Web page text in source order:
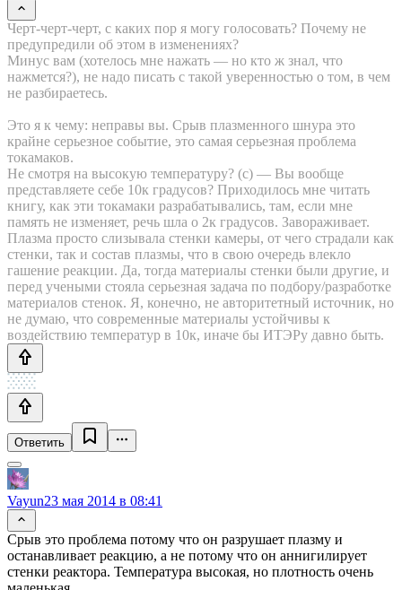
Черт-черт-черт, с каких пор я могу голосовать? Почему не
предупредили об этом в изменениях?
Минус вам (хотелось мне нажать — но кто ж знал, что
нажмется?), не надо писать с такой уверенностью о том, в чем
не разбираетесь.
Это я к чему: неправы вы. Срыв плазменного шнура это
крайне серьезное событие, это самая серьезная проблема
токамаков.
Не смотря на высокую температуру? (с) — Вы вообще
представляете себе 10к градусов? Приходилось мне читать
книгу, как эти токамаки разрабатывались, там, если мне
память не изменяет, речь шла о 2к градусов. Завораживает.
Плазма просто слизывала стенки камеры, от чего страдали как
стенки, так и состав плазмы, что в свою очередь влекло
гашение реакции. Да, тогда материалы стенки были другие, и
перед учеными стояла серьезная задача по подбору/разработке
материалов стенок. Я, конечно, не авторитетный источник, но
не думаю, что современные материалы устойчивы к
воздействию температур в 10к, иначе бы ИТЭРу давно быть.
Ответить
Vayun23 мая 2014 в 08:41
Срыв это проблема потому что он разрушает плазму и
останавливает реакцию, а не потому что он аннигилирует
стенки реактора. Температура высокая, но плотность очень